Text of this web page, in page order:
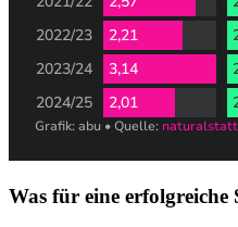
Was für eine erfolgreiche